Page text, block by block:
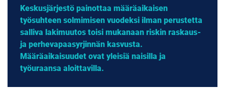
Keskusjärjestö painottaa määräaikaisen
työsuhteen solmimisen vuodeksi ilman perustetta
salliva lakimuutos toisi mukanaan riskin raskaus-
ja perhevapaasyrjinnän kasvusta.
Määräaikaisuudet ovat yleisiä naisilla ja
työuraansa aloittavilla.